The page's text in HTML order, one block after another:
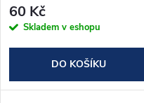
60 Kč
Skladem v eshopu
DO KOŠÍKU